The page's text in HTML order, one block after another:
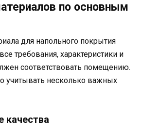
по основным
для напольного покрытия
требования, характеристики и
соответствовать помещению.
учитывать несколько важных
качества